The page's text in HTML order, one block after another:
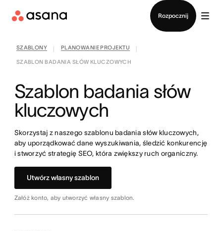
Rozpocznij
SZABLONY PLANOWANIE PROJEKTU
SZABLON BADANIA SŁÓW KLUCZOWYCH
Szablon badania słów
kluczowych
Skorzystaj z naszego szablonu badania słów kluczowych,
aby uporządkować dane wyszukiwania, śledzić konkurencję
i stworzyć strategię SEO, która zwiększy ruch organiczny.
Utwórz własny szablon
Załóż konto, aby utworzyć własny szablon.